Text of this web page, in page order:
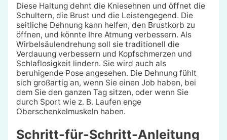
Diese Haltung dehnt die Kniesehnen und öffnet die
Schultern, die Brust und die Leistengegend. Die
seitliche Dehnung kann helfen, den Brustkorb zu
öffnen, und könnte Ihre Atmung verbessern. Als
Wirbelsäulendrehung soll sie traditionell die
Verdauung verbessern und Kopfschmerzen und
Schlaflosigkeit lindern. Sie wird auch als
beruhigende Pose angesehen. Die Dehnung fühlt
sich großartig an, wenn Sie einen Job haben, bei
dem Sie den ganzen Tag sitzen, oder wenn Sie
durch Sport wie z. B. Laufen enge
Oberschenkelmuskeln haben.
Schritt-für-Schritt-Anleitung